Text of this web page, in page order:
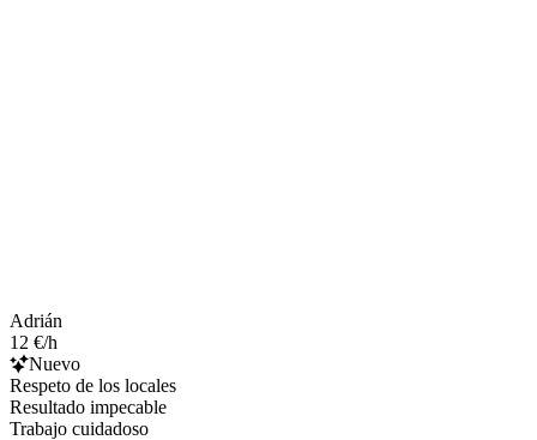
Adrián
12 €/h
Nuevo
Respeto de los locales
Resultado impecable
Trabajo cuidadoso